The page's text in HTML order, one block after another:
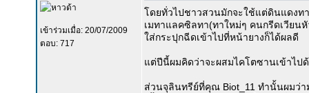
เข้าร่วมเมื่อ: 20/07/2009
ตอบ: 717
โดยทั่วไปชาวสวนมักจะใช้แต่ดินแดงท
เมทาแลคซิลทา(ทาใหม่ๆ คนกรีดเวียน
ใส่กระปุกฉีดเข้าไปที่หน้ายางก็ได้ผลดี
แต่ปีนี้ผมคิดว่าจะผสมไคโตซานเข้าไป
ส่วนจุลินทรีย์ที่คุณ Biot_11 ทำนั้นผมว่า